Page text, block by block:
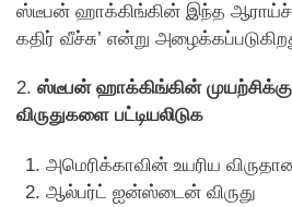
ஸ்டீபன் ஹாக்கிங்கின் இந்த ஆராய்ச்சி
கதிர் வீச்சு’ என்று
2. ஸ்டீபன் ஹாக்கிங்கின்
விருதுகளை பட்டியலிடுக
அமெரிக்காவின் உயரிய
ஆல்பர்ட் ஐன்ஸ்டைன் விருது